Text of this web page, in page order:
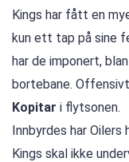
Kings har fått en
kun ett tap på sine
har de imponert,
bortebane.
Kopitar i flytsonen.
Innbyrdes har
Kings skal ikke